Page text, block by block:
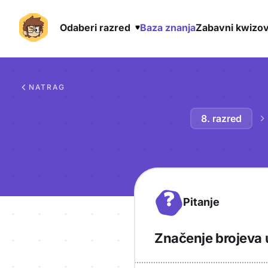
Odaberi razred Baza znanjaZabavni
NATRAG
8. razred
? Pitanje
Značenje brojeva